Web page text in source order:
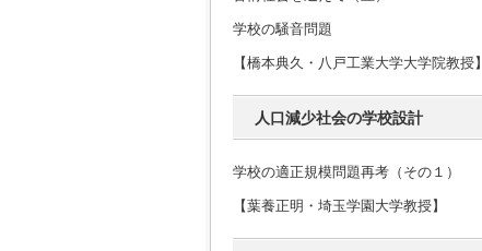
学校の騒音問題
【橋本典久・八戸工業大学大学院教授】
人口減少社会の学校設計
学校の適正規模問題再考（その１）
【葉養正明・埼玉学園大学教授】